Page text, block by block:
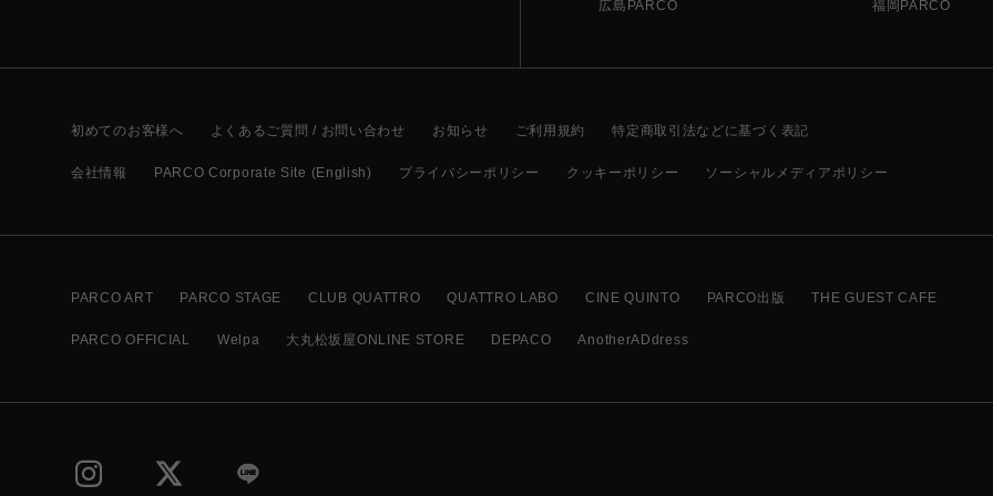
広島PARCO
福岡PARCO
初めてのお客様へ よくあるご質問 / お問い合わせ お知らせ ご利用規約 特定商取引法などに基づく表記
会社情報 PARCO Corporate Site (English) プライバシーポリシー クッキーポリシー ソーシャルメディアポリシー
PARCO ART PARCO STAGE CLUB QUATTRO QUATTRO LABO CINE QUINTO PARCO出版 THE GUEST CAFE
PARCO OFFICIAL Welpa 大丸松坂屋ONLINE STORE DEPACO AnotherADdress